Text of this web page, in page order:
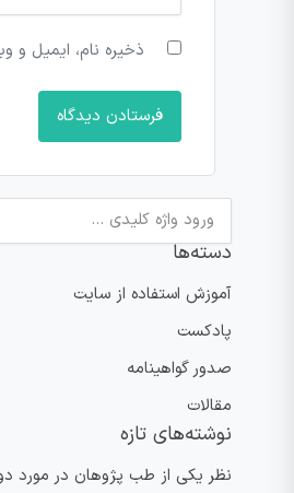
ذخیره نام، ایمیل و
جستجو
برای:
دسته‌ها
آموزش استفاده از سایت
پادکست
صدور گواهینامه
مقالات
نوشته‌های تازه
نظر یکی از طب پژوهان در مورد